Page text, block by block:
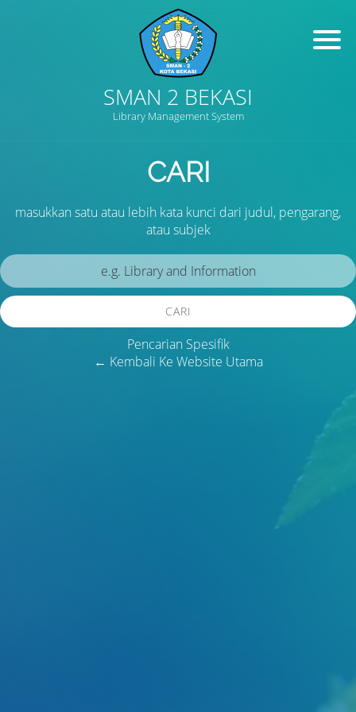
SMAN 2 BEKASI
Library Management System
CARI
masukkan satu atau lebih kata kunci dari judul, pengarang,
atau subjek
CARI
Pencarian Spesifik
← Kembali Ke Website Utama